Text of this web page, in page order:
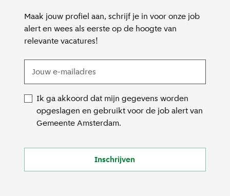
Maak jouw profiel aan, schrijf je in voor onze job
alert en wees als eerste op de hoogte van
relevante vacatures!
Ik ga akkoord dat mijn gegevens worden
opgeslagen en gebruikt voor de job alert van
Gemeente Amsterdam.
Inschrijven